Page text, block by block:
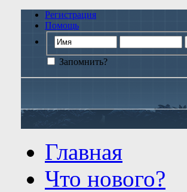
Регистрация
Помощь
Запомнить?
Главная
Что нового?